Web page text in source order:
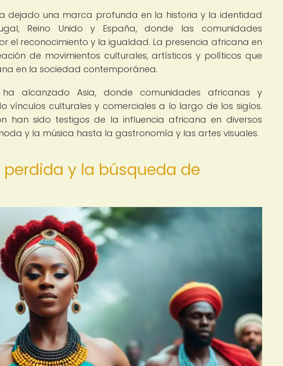
dejado una marca profunda en la historia y la identidad
Reino Unido y España, donde las comunidades
el reconocimiento y la igualdad. La presencia africana en
de movimientos culturales, artísticos y políticos que
en la sociedad contemporánea.
alcanzado Asia, donde comunidades africanas y
vínculos culturales y comerciales a lo largo de los siglos.
han sido testigos de la influencia africana en diversos
y la música hasta la gastronomía y las artes visuales.
y la búsqueda de